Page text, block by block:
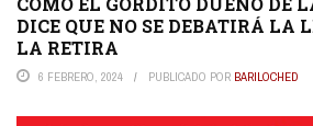
DICE QUE NO SE DEBATIRÁ LA
LA RETIRA
6 FEBRERO, 2024 PUBLICADO POR BARILOCHED